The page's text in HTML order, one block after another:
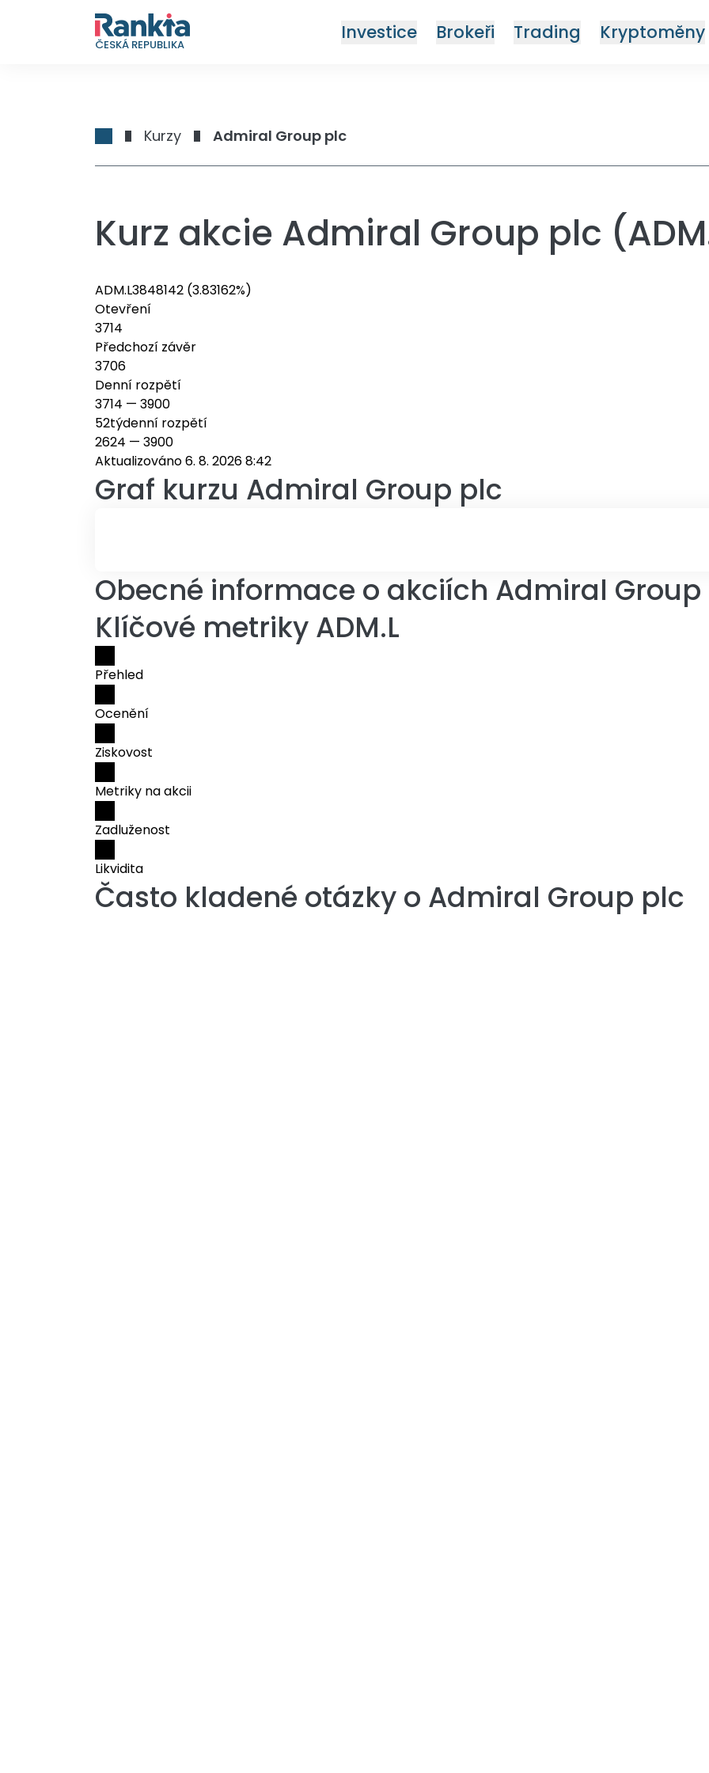
ČESKÁ REPUBLIKA
Investice Brokeři Trading Kryptoměny
Kurzy Admiral Group plc
Kurz akcie Admiral Group plc
ADM.L3848142 (3.83162%)
Otevření
3714
Předchozí závěr
3706
Denní rozpětí
3714 — 3900
52týdenní rozpětí
2624 — 3900
Aktualizováno 6. 8. 2026 8:42
Graf kurzu Admiral Group plc
Obecné informace o akciích Admiral
Klíčové metriky ADM.L
Přehled
Ocenění
Ziskovost
Metriky na akcii
Zadluženost
Likvidita
Často kladené otázky o Admiral Group plc